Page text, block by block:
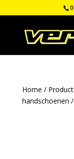
Home /
handschoenen